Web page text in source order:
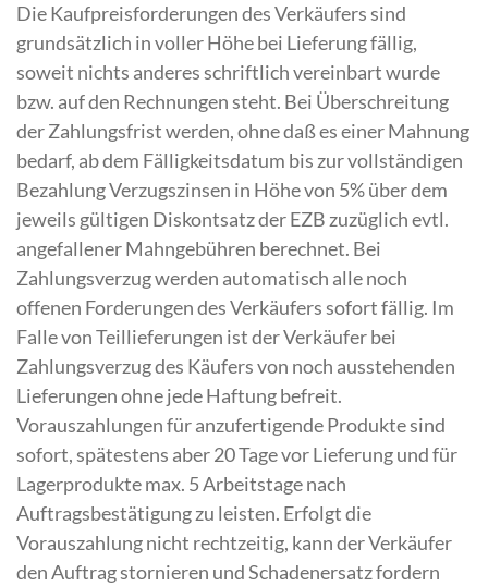
Die Kaufpreisforderungen des Verkäufers sind
grundsätzlich in voller Höhe bei Lieferung fällig,
soweit nichts anderes schriftlich vereinbart wurde
bzw. auf den Rechnungen steht. Bei Überschreitung
der Zahlungsfrist werden, ohne daß es einer Mahnung
bedarf, ab dem Fälligkeitsdatum bis zur vollständigen
Bezahlung Verzugszinsen in Höhe von 5% über dem
jeweils gültigen Diskontsatz der EZB zuzüglich evtl.
angefallener Mahngebühren berechnet. Bei
Zahlungsverzug werden automatisch alle noch
offenen Forderungen des Verkäufers sofort fällig. Im
Falle von Teillieferungen ist der Verkäufer bei
Zahlungsverzug des Käufers von noch ausstehenden
Lieferungen ohne jede Haftung befreit.
Vorauszahlungen für anzufertigende Produkte sind
sofort, spätestens aber 20 Tage vor Lieferung und für
Lagerprodukte max. 5 Arbeitstage nach
Auftragsbestätigung zu leisten. Erfolgt die
Vorauszahlung nicht rechtzeitig, kann der Verkäufer
den Auftrag stornieren und Schadenersatz fordern